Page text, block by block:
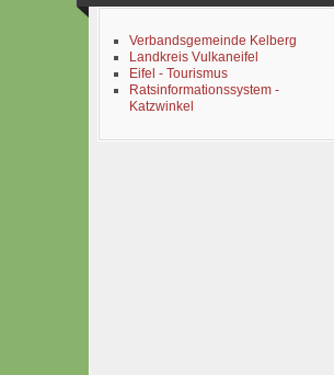
Verbandsgemeinde Kelberg
Landkreis Vulkaneifel
Eifel - Tourismus
Ratsinformationssystem -
Katzwinkel